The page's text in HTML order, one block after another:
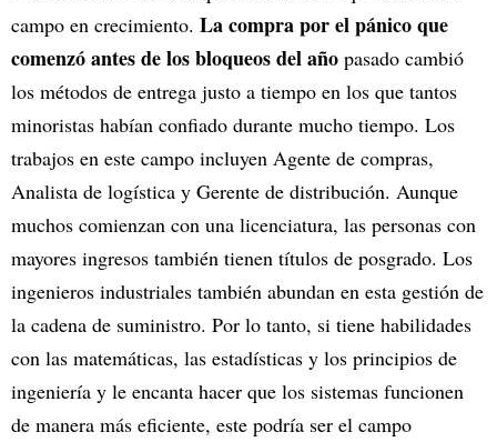
campo en crecimiento. La compra por el pánico que
comenzó antes de los bloqueos del año pasado cambió
los métodos de entrega justo a tiempo en los que tantos
minoristas habían confiado durante mucho tiempo. Los
trabajos en este campo incluyen Agente de compras,
Analista de logística y Gerente de distribución. Aunque
muchos comienzan con una licenciatura, las personas con
mayores ingresos también tienen títulos de posgrado. Los
ingenieros industriales también abundan en esta gestión de
la cadena de suministro. Por lo tanto, si tiene habilidades
con las matemáticas, las estadísticas y los principios de
ingeniería y le encanta hacer que los sistemas funcionen
de manera más eficiente, este podría ser el campo